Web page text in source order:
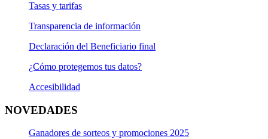
Tasas y tarifas
Transparencia de información
Declaración del Beneficiario final
¿Cómo protegemos tus datos?
Accesibilidad
NOVEDADES
Ganadores de sorteos y promociones 2025